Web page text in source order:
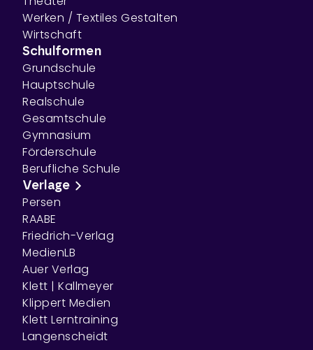
Werken / Textiles Gestalten
Wirtschaft
Schulformen
Grundschule
Hauptschule
Realschule
Gesamtschule
Gymnasium
Förderschule
Berufliche Schule
Verlage
Persen
RAABE
Friedrich-Verlag
MedienLB
Auer Verlag
Klett | Kallmeyer
Klippert Medien
Klett Lerntraining
Langenscheidt